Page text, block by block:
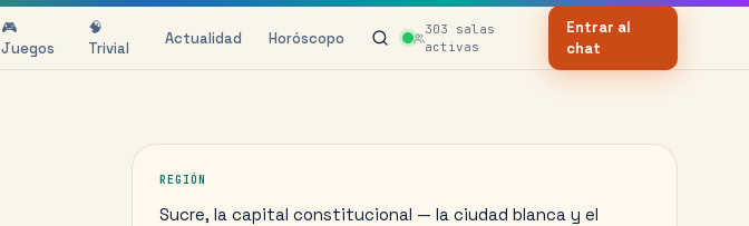
🎮
Juegos
🧠
Trivial
Actualidad Horóscopo 303 salas
activas
Entrar al
chat
REGIÓN
Sucre, la capital constitucional — la ciudad blanca y el